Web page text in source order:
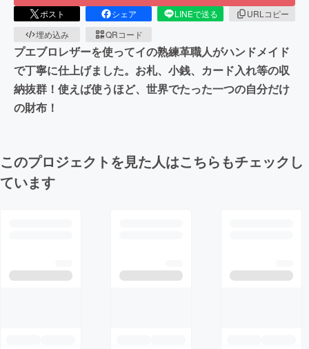
ポスト シェア LINEで送る
URLコピー
埋め込み
QRコード
プエブロレザーを使ってイの熟練革職人がハンドメイド
で丁寧に仕上げました。お札、小銭、カード入れ等の収
納抜群！使えば使うほど、世界でたった一つの自分だけ
の財布！
このプロジェクトを見た人はこちらもチェックし
ています